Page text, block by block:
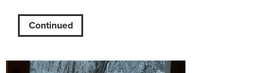
Continued